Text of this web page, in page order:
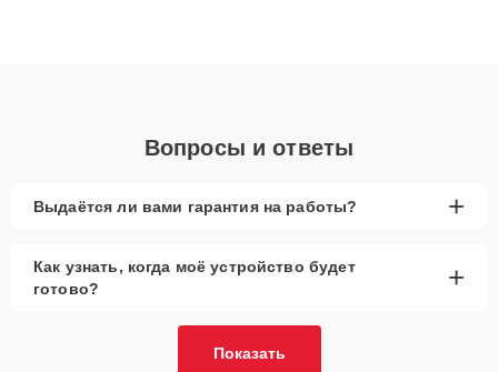
Вопросы и ответы
Выдаётся ли вами гарантия на работы? +
Как узнать, когда моё устройство будет
готово?
+
Показать